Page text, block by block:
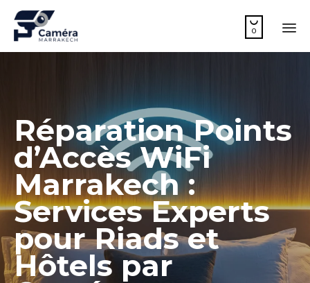

0
Réparation Points
d’Accès WiFi
Marrakech :
Services Experts
pour Riads et
Hôtels par